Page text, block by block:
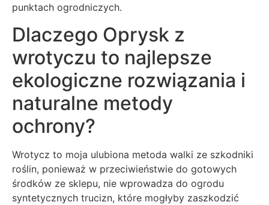
punktach ogrodniczych.
Dlaczego Oprysk z
wrotyczu to najlepsze
ekologiczne rozwiązania i
naturalne metody
ochrony?
Wrotycz to moja ulubiona metoda walki ze szkodniki
roślin, ponieważ w przeciwieństwie do gotowych
środków ze sklepu, nie wprowadza do ogrodu
syntetycznych trucizn, które mogłyby zaszkodzić